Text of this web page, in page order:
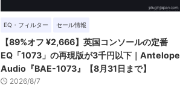
EQ・フィルター セール情報
【89%オフ ¥2,666】英国コンソールの定番
EQ「1073」の再現版が3千円以下｜Antelope
Audio『BAE-1073』【8月31日まで】
2026/8/7